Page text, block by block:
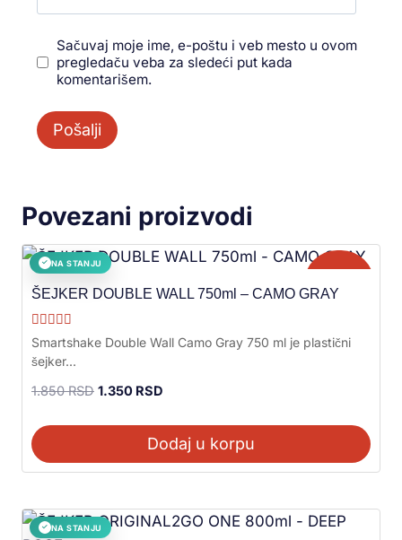
Sačuvaj moje ime, e-poštu i veb mesto u ovom
pregledaču veba za sledeći put kada
komentarišem.
Povezani proizvodi
✓ NA STANJU
Akcija!
ŠEJKER DOUBLE WALL 750ml – CAMO GRAY
Ocenjeno sa
5.00
od 5
Smartshake Double Wall Camo Gray 750 ml je plastični
šejker...
1.850RSD 1.350 RSD
Dodaj u korpu
✓ NA STANJU